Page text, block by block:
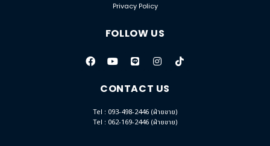
Privacy Policy
FOLLOW US
CONTACT US
Tel : 093-498-2446 (ฝ่ายขาย)
Tel : 062-169-2446 (ฝ่ายขาย)